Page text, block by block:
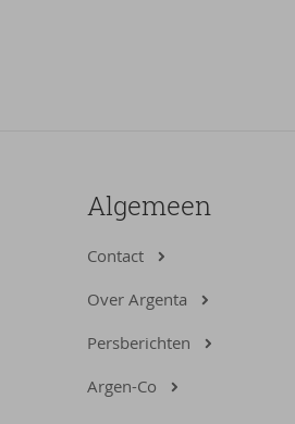
Algemeen
Contact
Over Argenta
Persberichten
Argen-Co